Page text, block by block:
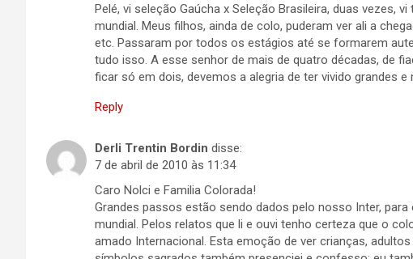
Pelé, vi seleção Gaúcha x Seleção Brasileira, duas vezes,
mundial. Meus filhos, ainda de colo, puderam ver ali a
etc. Passaram por todos os estágios até se formarem
tudo isso. A esse senhor de mais de quatro décadas, de
ficar só em dois, devemos a alegria de ter vivido grandes
Reply
Derli Trentin Bordin disse:
7 de abril de 2010 às 11:34
Caro Nolci e Familia Colorada!
Grandes passos estão sendo dados pelo nosso Inter,
mundial. Pelos relatos que li e ouvi tenho certeza que o
amado Internacional. Esta emoção de ver crianças,